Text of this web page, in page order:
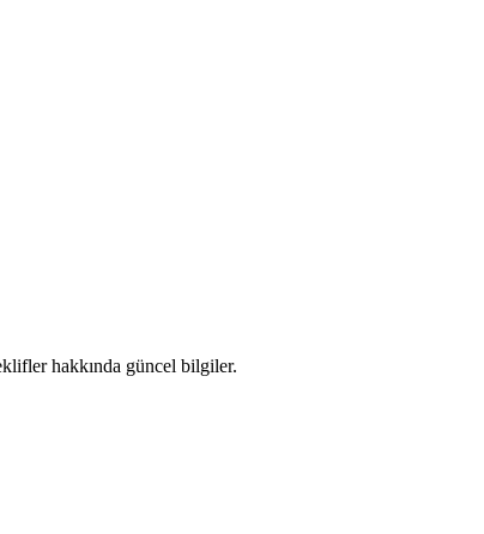
hakkında güncel bilgiler.